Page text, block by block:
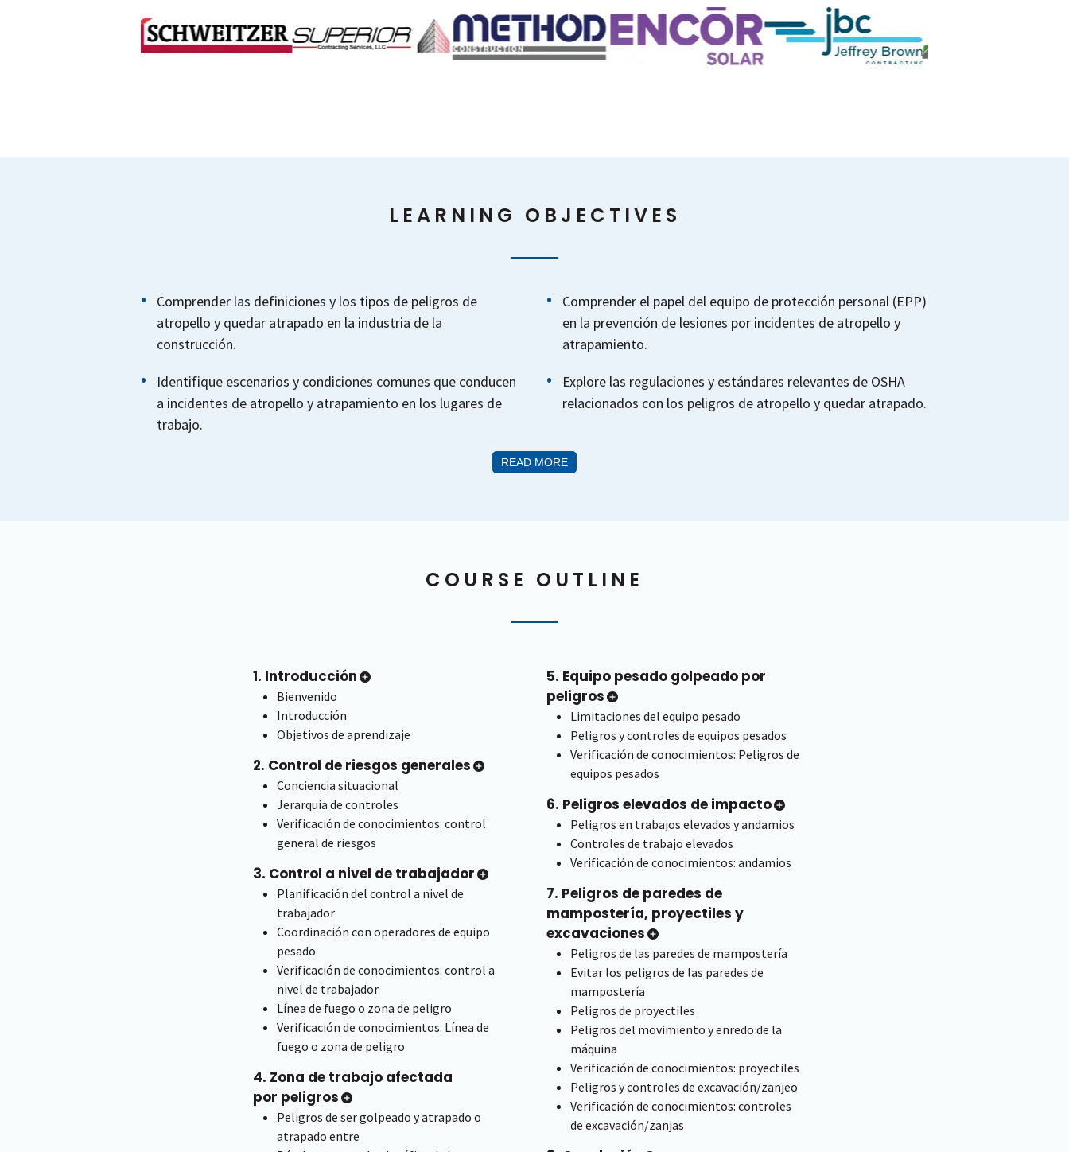
LEARNING OBJECTIVES
Comprender las definiciones y los tipos de peligros de
atropello y quedar atrapado en la industria de la
construcción.
Identifique escenarios y condiciones comunes que conducen
a incidentes de atropello y atrapamiento en los lugares de
trabajo.
Comprender el papel del equipo de protección personal (EPP)
en la prevención de lesiones por incidentes de atropello y
atrapamiento.
Explore las regulaciones y estándares relevantes de OSHA
relacionados con los peligros de atropello y quedar atrapado.
READ MORE
COURSE OUTLINE
1. Introducción
Bienvenido
Introducción
Objetivos de aprendizaje
2. Control de riesgos generales
Conciencia situacional
Jerarquía de controles
Verificación de conocimientos: control
general de riesgos
3. Control a nivel de trabajador
Planificación del control a nivel de
trabajador
Coordinación con operadores de equipo
pesado
Verificación de conocimientos: control a
nivel de trabajador
Línea de fuego o zona de peligro
Verificación de conocimientos: Línea de
fuego o zona de peligro
4. Zona de trabajo afectada
por peligros
Peligros de ser golpeado y atrapado o
atrapado entre
5. Equipo pesado golpeado por
peligros
Limitaciones del equipo pesado
Peligros y controles de equipos pesados
Verificación de conocimientos: Peligros de
equipos pesados
6. Peligros elevados de impacto
Peligros en trabajos elevados y andamios
Controles de trabajo elevados
Verificación de conocimientos: andamios
7. Peligros de paredes de
mampostería, proyectiles y
excavaciones
Peligros de las paredes de mampostería
Evitar los peligros de las paredes de
mampostería
Peligros de proyectiles
Peligros del movimiento y enredo de la
máquina
Verificación de conocimientos: proyectiles
Peligros y controles de excavación/zanjeo
Verificación de conocimientos: controles
de excavación/zanjas